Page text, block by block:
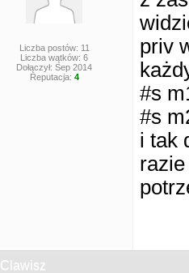
Liczba postów: 11
Liczba wątków: 6
Dołączył: Sep 2014
Reputacja: 4
priv
#s
#s
i tak
Clawisz